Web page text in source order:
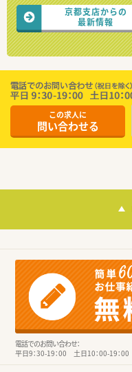
京都支店からの
最新情報
この求人に
問い合わせる
電話でのお問い合わせ：
平日9：30-19：00 土日10：00-19：00